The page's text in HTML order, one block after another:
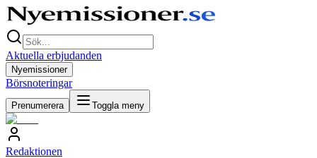
Aktuella erbjudanden
Nyemissioner
Börsnoteringar
Prenumerera Toggla meny
Redaktionen